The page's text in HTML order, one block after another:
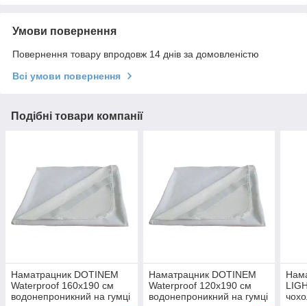
Умови повернення
Повернення товару впродовж 14 днів за домовленістю
Всі умови повернення
Подібні товари компанії
Наматрацник DOTINEM
Waterproof 160х190 см
водонепроникний на гумці
Наматрацник DOTINEM
Waterproof 120х190 см
водонепроникний на гумці